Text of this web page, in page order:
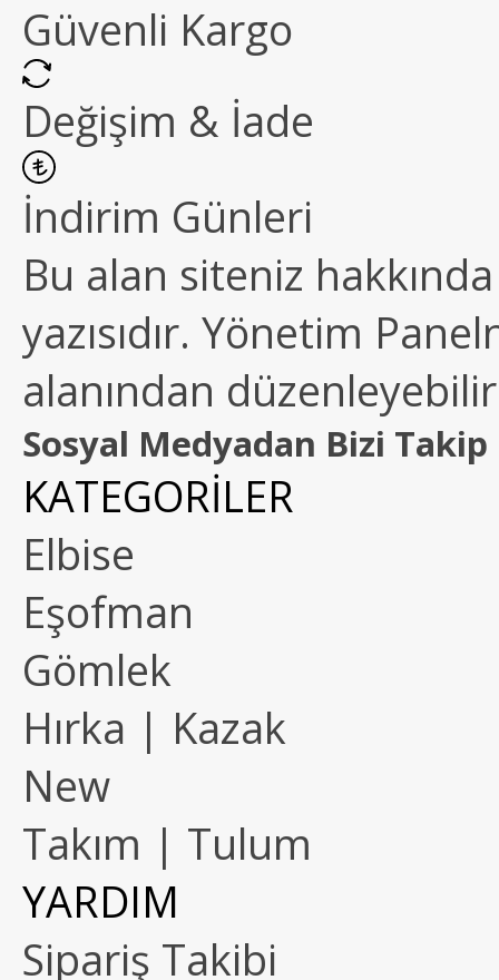
Güvenli Kargo
Değişim & İade
İndirim Günleri
Bu alan siteniz
yazısıdır. Yönetim
alanından
Sosyal Medyadan Bizi Takip
KATEGORİLER
Elbise
Eşofman
Gömlek
Hırka | Kazak
New
Takım | Tulum
YARDIM
Sipariş Takibi